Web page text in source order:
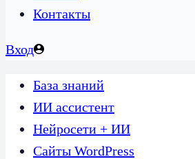
Контакты
Вход
База знаний
ИИ ассистент
Нейросети + ИИ
Сайты WordPress